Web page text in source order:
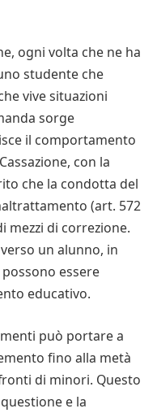
ogni volta che ne ha
studente che
vive situazioni
sorge
il comportamento
con la
che la condotta del
(art. 572
mezzi di correzione.
un alunno, in
essere
educativo.
può portare a
fino alla metà
di minori. Questo
e la